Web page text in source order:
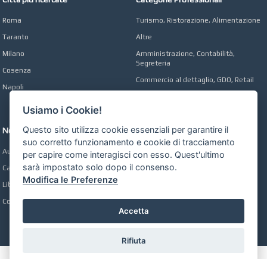
Roma
Taranto
Milano
Cosenza
Napoli
Turismo, Ristorazione, Alimentazione
Altre
Amministrazione, Contabilità,
Segreteria
Commercio al dettaglio, GDO, Retail
Network
Automobili Online
Case Online
Libri Online
Compravendita
Usiamo i Cookie!
Questo sito utilizza cookie essenziali per garantire il
suo corretto funzionamento e cookie di tracciamento
per capire come interagisci con esso. Quest'ultimo
sarà impostato solo dopo il consenso.
Modifica le Preferenze
Accetta
Rifiuta